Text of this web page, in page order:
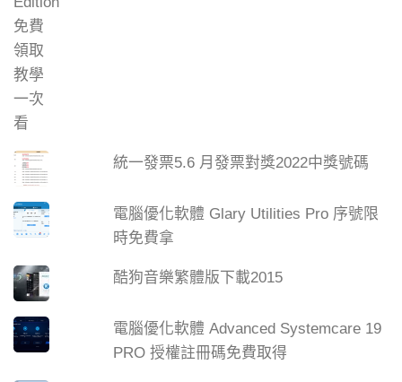
統一發票5.6 月發票對獎2022中獎號碼
電腦優化軟體 Glary Utilities Pro 序號限
時免費拿
酷狗音樂繁體版下載2015
電腦優化軟體 Advanced Systemcare 19
PRO 授權註冊碼免費取得